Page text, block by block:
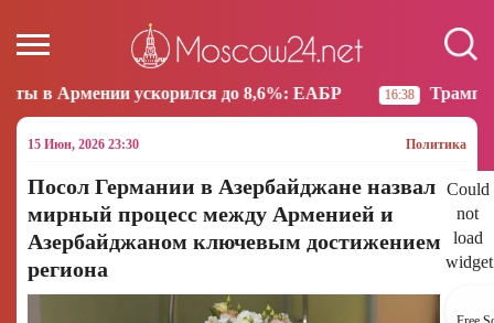
до 8,6%: ЕАБР 16:38 Трамп: США больше не
15 Июн, 2026 23:30 Политика
Could
not
load
Посол Германии в Азербайджане назвал
мирный процесс между Арменией и
Азербайджаном ключевым достижением
региона